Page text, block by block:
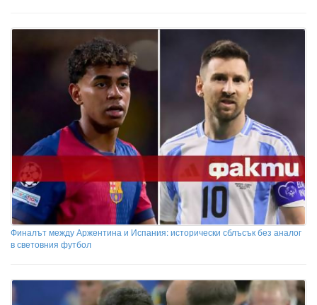
Финалът между Аржентина и Испания: исторически сблъсък без аналог
в световния футбол